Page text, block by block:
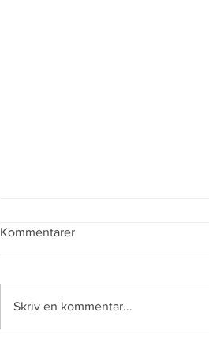
Kommentarer
Skriv en kommentar...